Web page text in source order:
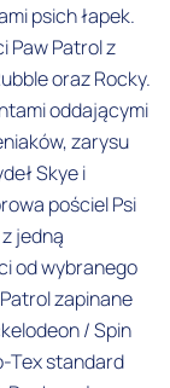
psich łapek.
Paw Patrol z
oraz Rocky.
oddającymi
zarysu
Skye i
pościel Psi
jedną
od wybranego
zapinane
/ Spin
Tex standard